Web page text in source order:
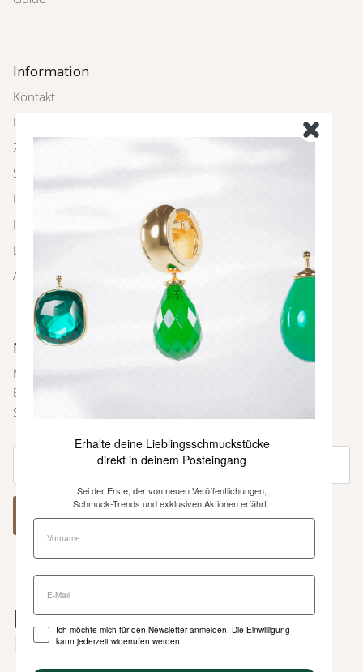
Information
Kontakt
Rückgabe
Zahlung und Versand
Schmuckpflege
FAQ
Impressum
Datenschutz
AGBs
Newsletter
Melde dich bei unserem Newsletter an und sei immer als
Erste über neue Farben und Kollektionen, Inspirationen,
Styling-Tipps und weitere Neuigkeiten informiert.
ABONNIEREN
Erhalte deine Lieblingsschmuckstücke
direkt in deinem Posteingang
Sei der Erste, der von neuen Veröffentlichungen,
Schmuck-Trends und exklusiven Aktionen erfährt.
Ich möchte mich für den Newsletter anmelden. Die Einwilligung
kann jederzeit widerrufen werden.